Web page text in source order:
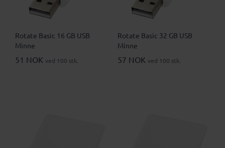
Rotate Basic 16 GB USB
Minne
51 NOK ved 100 stk.
Rotate Basic 32 GB USB
Minne
57 NOK ved 100 stk.